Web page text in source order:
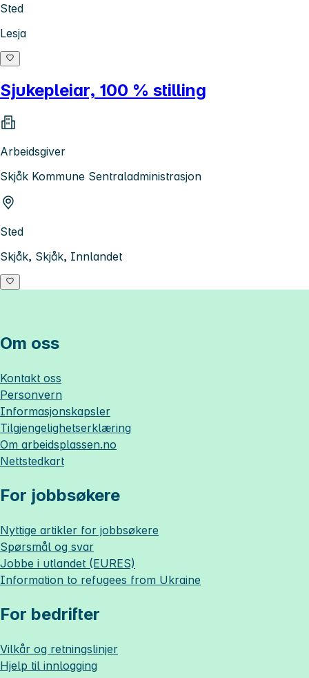
Sted
Lesja
Sjukepleiar, 100 % stilling
Arbeidsgiver
Skjåk Kommune Sentraladministrasjon
Sted
Skjåk, Skjåk, Innlandet
Om oss
Kontakt oss
Personvern
Informasjonskapsler
Tilgjengelighetserklæring
Om arbeidsplassen.no
Nettstedkart
For jobbsøkere
Nyttige artikler for jobbsøkere
Spørsmål og svar
Jobbe i utlandet (EURES)
Information to refugees from Ukraine
For bedrifter
Vilkår og retningslinjer
Hjelp til innlogging